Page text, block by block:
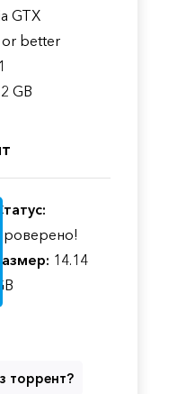
GTX
or better
GB
Статус:
Проверено!
Размер: 14.14
GB
торрент?